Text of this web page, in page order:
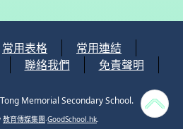
常用表格
常用連結
聯絡我們 免責聲明
Memorial Secondary School.
教育傳媒集團‧GoodSchool.hk.